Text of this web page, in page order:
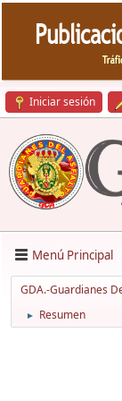
Iniciar sesión
Menú Principal
GDA.-Guardianes
► Resumen